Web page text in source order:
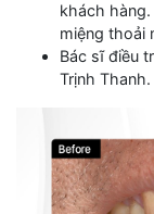
khách
miệng thoải
Bác sĩ điều
Trịnh Thanh.